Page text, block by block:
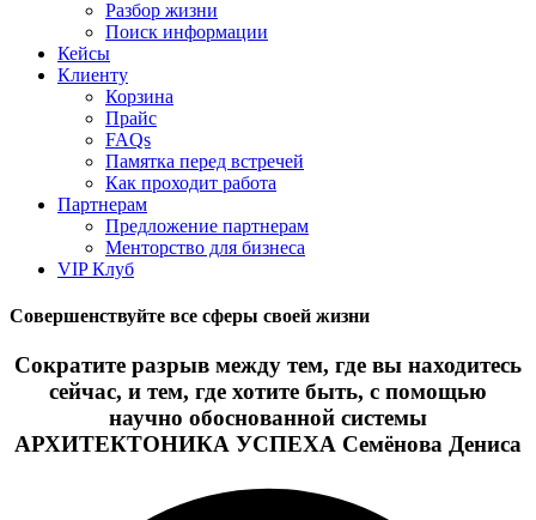
Разбор жизни
Поиск информации
Кейсы
Клиенту
Корзина
Прайс
FAQs
Памятка перед встречей
Как проходит работа
Партнерам
Предложение партнерам
Менторство для бизнеса
VIP Клуб
Совершенствуйте все сферы своей жизни
Сократите разрыв между тем, где вы находитесь
сейчас, и тем, где хотите быть, с помощью
научно обоснованной системы
АРХИТЕКТОНИКА УСПЕХА Семёнова Дениса